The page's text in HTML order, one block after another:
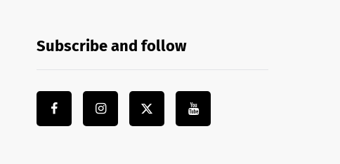
Subscribe and follow